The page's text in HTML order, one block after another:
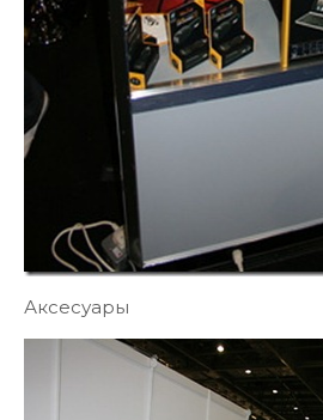
Аксесуары